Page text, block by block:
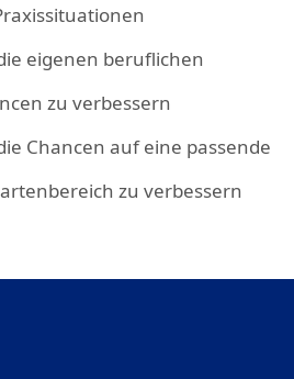
eigenen beruflichen
zu verbessern
Chancen auf eine passende
zu verbessern